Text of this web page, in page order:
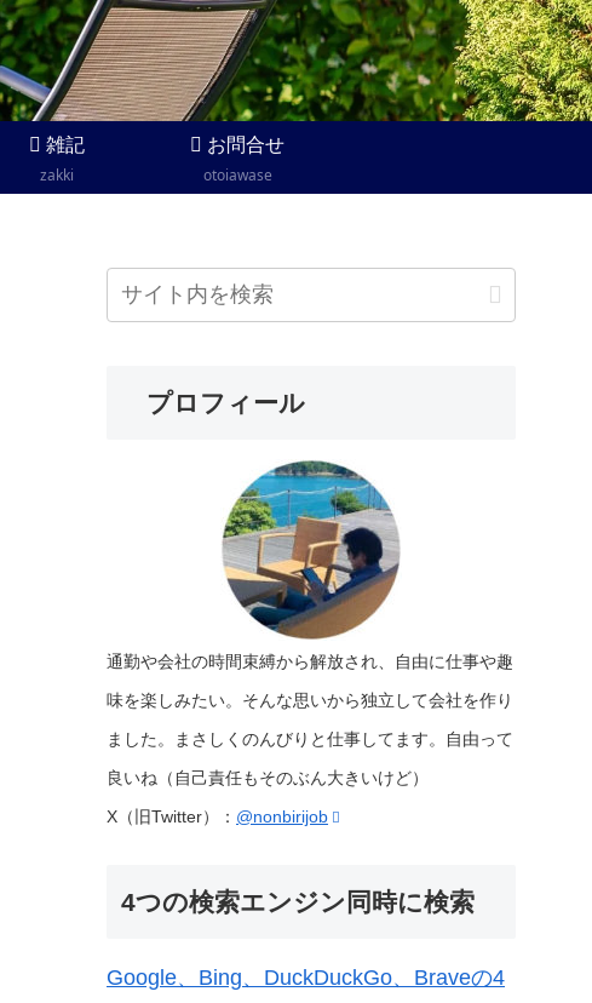
雑記
zakki
お問合せ
otoiawase
プロフィール
通勤や会社の時間束縛から解放され、自由に仕事や趣
味を楽しみたい。そんな思いから独立して会社を作り
ました。まさしくのんびりと仕事してます。自由って
良いね（自己責任もそのぶん大きいけど）
X（旧Twitter）： @nonbirijob
4つの検索エンジン同時に検索
Google、Bing、DuckDuckGo、Braveの4